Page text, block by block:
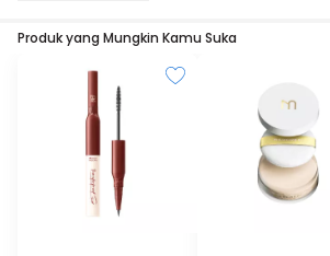
hingga 12 jam tanpa memerlukan touch-up.
Produk yang Mungkin Kamu Suka